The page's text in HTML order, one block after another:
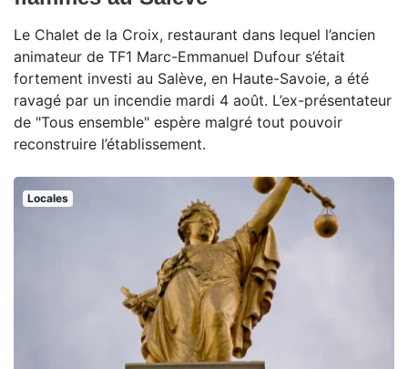
Le Chalet de la Croix, restaurant dans lequel l’ancien
animateur de TF1 Marc-Emmanuel Dufour s’était
fortement investi au Salève, en Haute-Savoie, a été
ravagé par un incendie mardi 4 août. L’ex-présentateur
de "Tous ensemble" espère malgré tout pouvoir
reconstruire l’établissement.
Locales